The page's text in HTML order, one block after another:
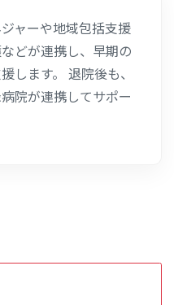
ャーや地域包括支援
どが連携し、早期の
します。
退院後も、
院が連携してサポー